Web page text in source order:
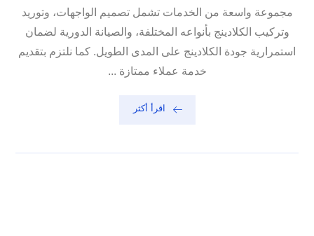
مجموعة واسعة من الخدمات تشمل تصميم الواجهات، وتوريد
وتركيب الكلادينج بأنواعه المختلفة، والصيانة الدورية لضمان
استمرارية جودة الكلادينج على المدى الطويل. كما نلتزم بتقديم
خدمة عملاء ممتازة ...
اقرأ أكثر